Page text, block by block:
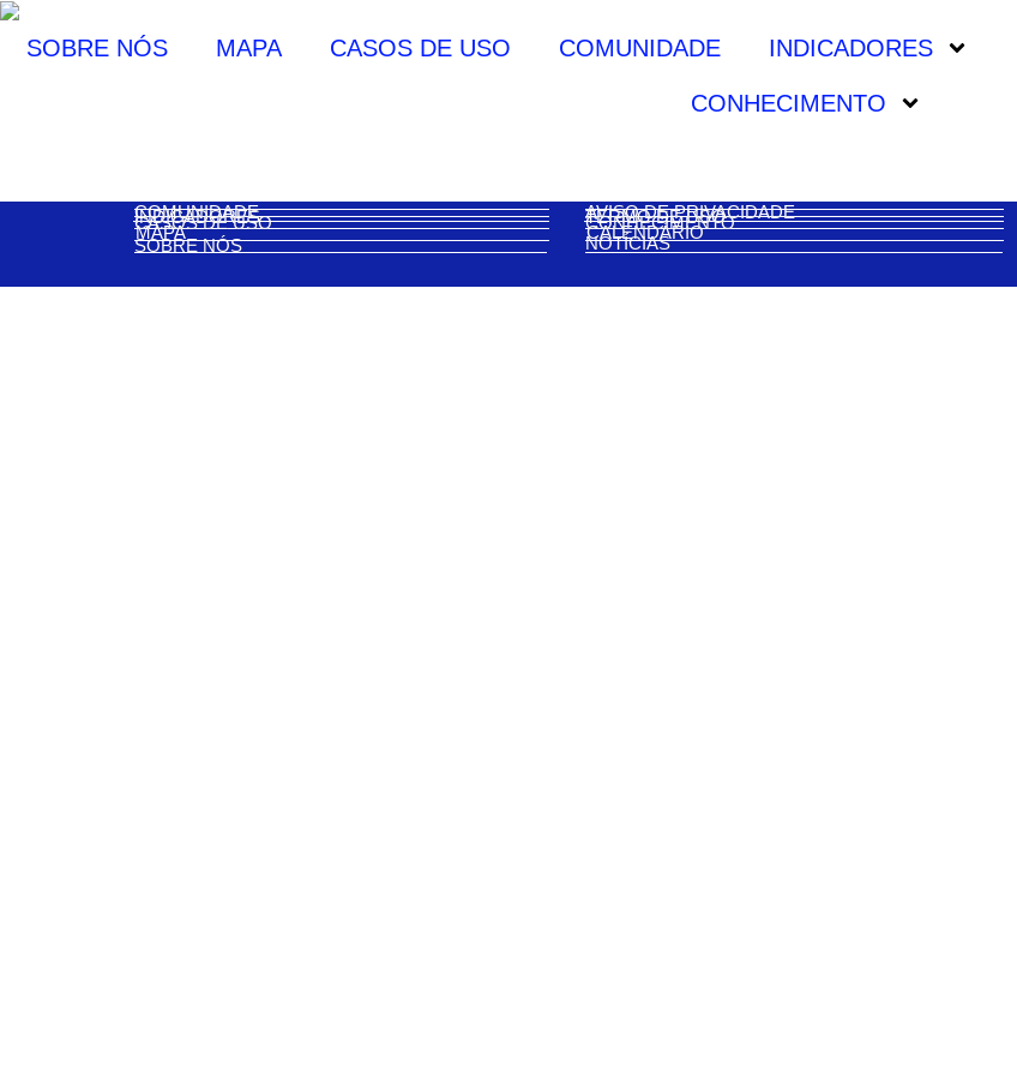
SOBRE NÓS MAPA CASOS DE USO COMUNIDADE INDICADORES
CONHECIMENTO
SOBRE NÓS
MAPA
CASOS DE USO
INDICADORES
COMUNIDADE
NOTÍCIAS
CALENDÁRIO
CONHECIMENTO
TERMO DE USO
AVISO DE PRIVACIDADE